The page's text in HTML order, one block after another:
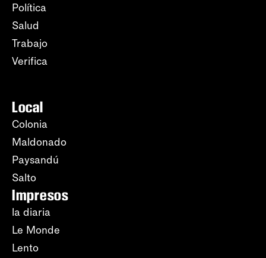
Política
Salud
Trabajo
Verifica
Local
Colonia
Maldonado
Paysandú
Salto
Impresos
la diaria
Le Monde
Lento